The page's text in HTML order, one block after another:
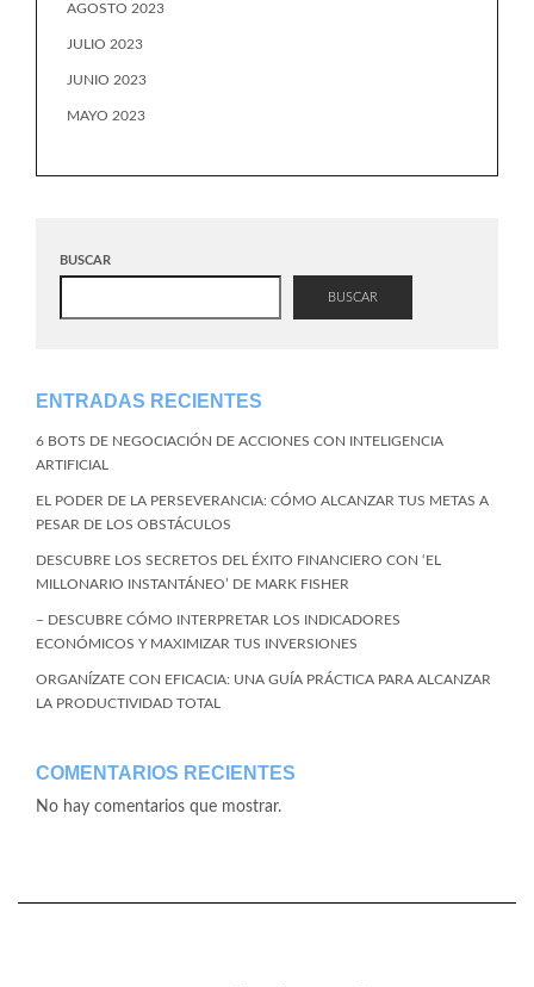
AGOSTO 2023
JULIO 2023
JUNIO 2023
MAYO 2023
BUSCAR
BUSCAR
ENTRADAS RECIENTES
6 BOTS DE NEGOCIACIÓN DE ACCIONES CON INTELIGENCIA
ARTIFICIAL
EL PODER DE LA PERSEVERANCIA: CÓMO ALCANZAR TUS METAS A
PESAR DE LOS OBSTÁCULOS
DESCUBRE LOS SECRETOS DEL ÉXITO FINANCIERO CON ‘EL
MILLONARIO INSTANTÁNEO’ DE MARK FISHER
– DESCUBRE CÓMO INTERPRETAR LOS INDICADORES
ECONÓMICOS Y MAXIMIZAR TUS INVERSIONES
ORGANÍZATE CON EFICACIA: UNA GUÍA PRÁCTICA PARA ALCANZAR
LA PRODUCTIVIDAD TOTAL
COMENTARIOS RECIENTES
No hay comentarios que mostrar.